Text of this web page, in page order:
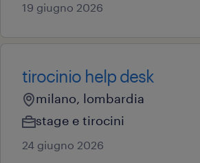
19 giugno 2026
tirocinio help desk
milano, lombardia
stage e tirocini
24 giugno 2026